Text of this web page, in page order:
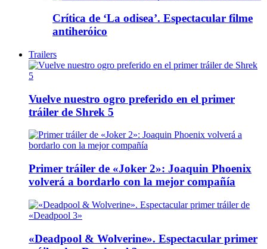
Crítica de ‘La odisea’. Espectacular filme
antiheróico
Trailers
Vuelve nuestro ogro preferido en el primer
tráiler de Shrek 5
Primer tráiler de «Joker 2»: Joaquin Phoenix
volverá a bordarlo con la mejor compañía
«Deadpool & Wolverine». Espectacular primer